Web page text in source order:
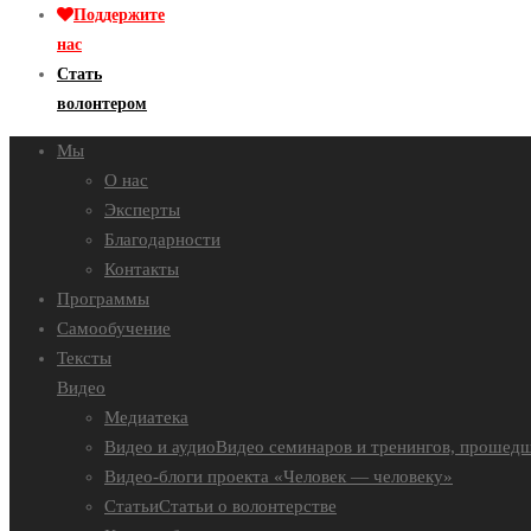
Поддержите
нас
Стать
волонтером
Мы
О нас
Эксперты
Благодарности
Контакты
Программы
Самообучение
Тексты
Видео
Медиатека
Видео и аудиоВидео семинаров и тренингов,
Видео-блоги проекта «Человек — человеку»
СтатьиСтатьи о волонтерстве